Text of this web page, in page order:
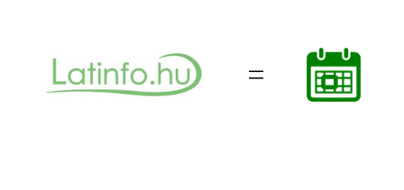
tartalomhoz